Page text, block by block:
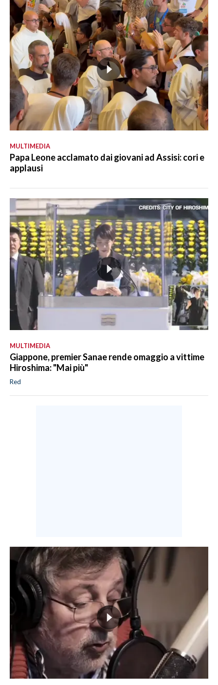
MULTIMEDIA
Papa Leone acclamato dai giovani ad Assisi: cori e
applausi
MULTIMEDIA
Giappone, premier Sanae rende omaggio a vittime
Hiroshima: "Mai più"
Red